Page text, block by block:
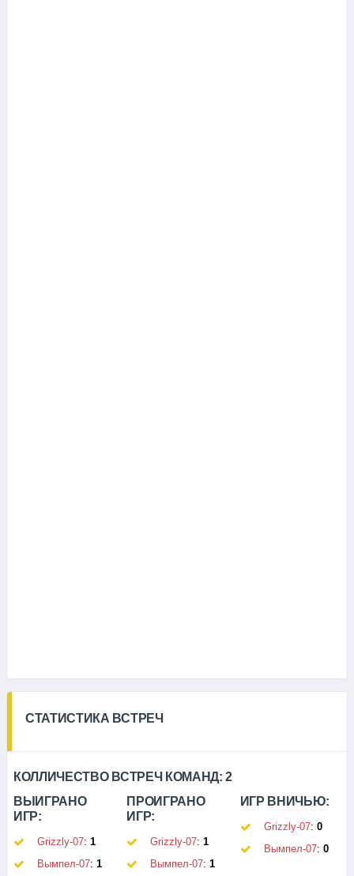
СТАТИСТИКА ВСТРЕЧ
КОЛЛИЧЕСТВО ВСТРЕЧ КОМАНД:2
ВЫИГРАНО
ИГР:
Grizzly-07: 1
Вымпел-07: 1
ПРОИГРАНО
ИГР:
Grizzly-07:1
Вымпел-07:1
ИГР ВНИЧЬЮ:
Grizzly-07: 0
Вымпел-07: 0